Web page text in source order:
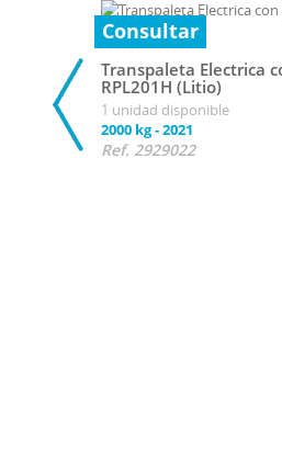
Consultar
Transpaleta Electrica
RPL201H (Litio)
1 unidad disponible
2000 kg-2021
Ref. 2929022